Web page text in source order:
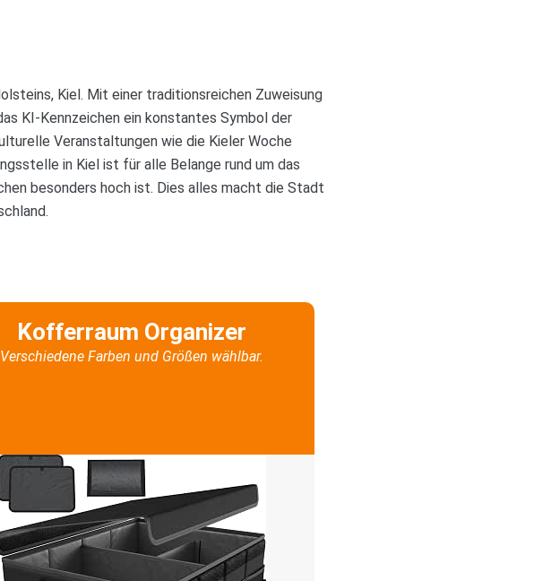
Kiel. Mit einer traditionsreichen Zuweisung
KI-Kennzeichen ein konstantes Symbol der
Veranstaltungen wie die Kieler Woche
in Kiel ist für alle Belange rund um das
besonders hoch ist. Dies alles macht die Stadt
Kofferraum Organizer
Verschiedene Farben und Größen wählbar.